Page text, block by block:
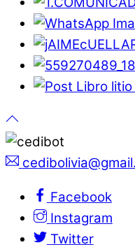
Facebook
Instagram
Twitter